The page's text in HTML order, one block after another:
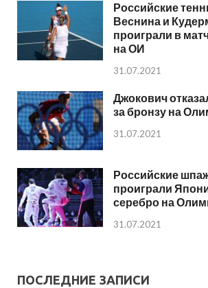
Российские
Веснина и
проиграли в
на ОИ
31.07.2021
Джокович
за бронзу на
31.07.2021
Российские
проиграли
серебро на
31.07.2021
ПОСЛЕДНИЕ ЗАПИСИ